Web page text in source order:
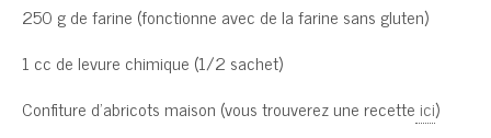
250 g de farine (fonctionne avec de la farine sans gluten)
1 cc de levure chimique (1/2 sachet)
Confiture d’abricots maison (vous trouverez une recette ici)